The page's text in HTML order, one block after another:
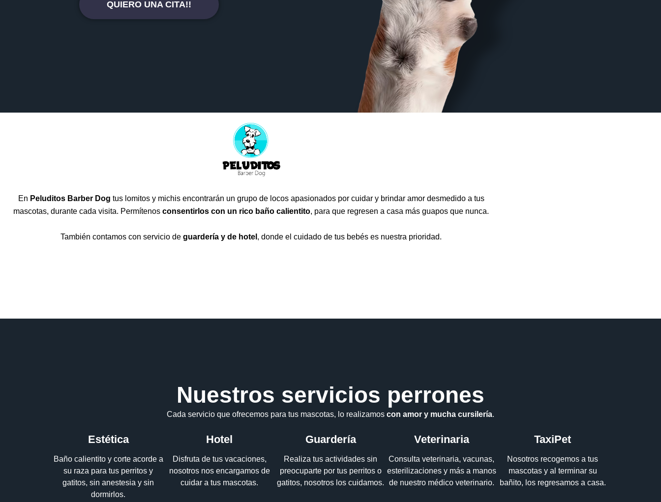
QUIERO UNA CITA!!
En Peluditos Barber Dog tus lomitos y michis encontrarán un grupo de locos apasionados por cuidar y brindar amor desmedido a tus
mascotas, durante cada visita. Permítenosconsentirlos con un rico baño calientito, para que regresen a casa más guapos que nunca.
También contamos con servicio deguardería y de hotel , donde el cuidado de tus bebés es nuestra prioridad.
Nuestros servicios perrones
Cada servicio que ofrecemos para tus mascotas, lo realizamos con amor y mucha cursilería.
Estética
Baño calientito y corte acorde a
su raza para tus perritos y
gatitos, sin anestesia y sin
dormirlos.
Hotel
Disfruta de tus vacaciones,
nosotros nos encargamos de
cuidar a tus mascotas.
Guardería
Realiza tus actividades sin
preocuparte por tus perritos o
gatitos, nosotros los cuidamos.
Veterinaria
Consulta veterinaria, vacunas,
esterilizaciones y más a manos
de nuestro médico veterinario.
TaxiPet
Nosotros recogemos a tus
mascotas y al terminar su
bañito, los regresamos a casa.